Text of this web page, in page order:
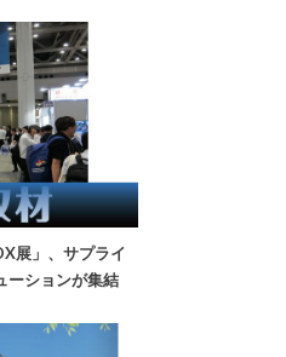
展」、サプライ
ーションが集結